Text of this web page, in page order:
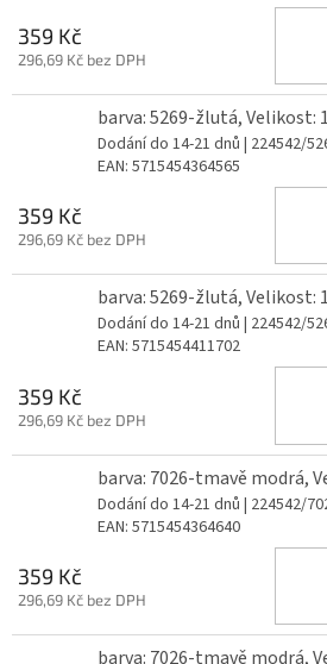
359 Kč
296,69 Kč bez DPH
barva: 5269-žlutá, Velikost:
Dodání do 14-21 dnů | 224542/
EAN: 5715454364565
359 Kč
296,69 Kč bez DPH
barva: 5269-žlutá, Velikost:
Dodání do 14-21 dnů | 224542/
EAN: 5715454411702
359 Kč
296,69 Kč bez DPH
barva: 7026-tmavě modrá,
Dodání do 14-21 dnů | 224542/
EAN: 5715454364640
359 Kč
296,69 Kč bez DPH
barva: 7026-tmavě modrá,